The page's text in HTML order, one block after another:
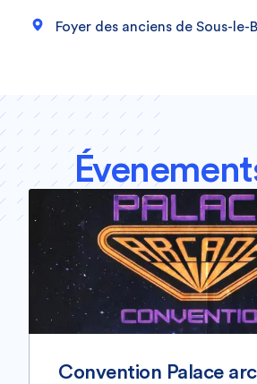
Foyer des anciens de Sous-le-
Convention Palace